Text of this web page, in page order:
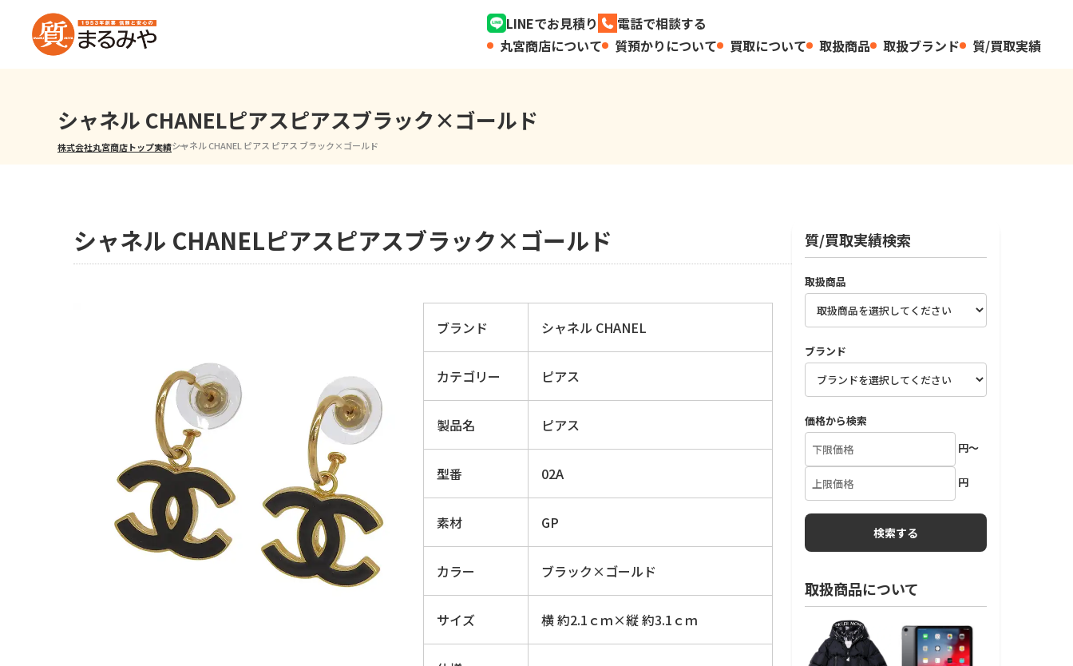
LINEでお見積り
電話で相談する
丸宮商店について
質預かりについて 買取について 取扱商品 取扱ブランド 質/買取実績
シャネル CHANELピアスピアスブラック×ゴールド
株式会社丸宮商店トップ⁩実績シャネル CHANEL ピアス ピアス ブラック×ゴールド
シャネル CHANELピアスピアスブラック×ゴールド
ブランド シャネル CHANEL
カテゴリー ピアス
製品名 ピアス
型番 02A
素材 GP
カラー ブラック×ゴールド
サイズ 横 約2.1ｃｍ×縦 約3.1ｃｍ
質/買取実績検索
取扱商品
ブランド
価格から検索
円～
円
取扱商品について